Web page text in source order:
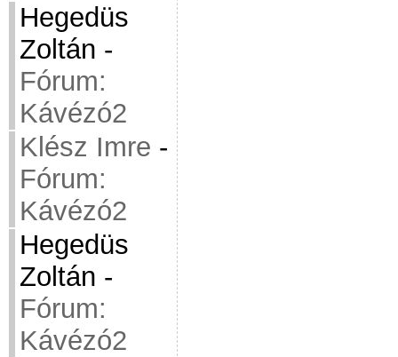
Hegedüs
Zoltán -
Fórum:
Kávézó2
Klész Imre -
Fórum:
Kávézó2
Hegedüs
Zoltán -
Fórum:
Kávézó2